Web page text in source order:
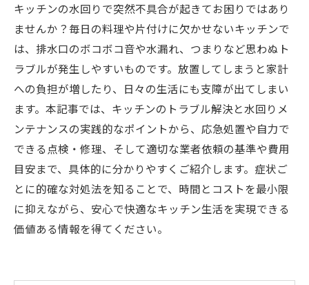
キッチンの水回りで突然不具合が起きてお困りではあり
ませんか？毎日の料理や片付けに欠かせないキッチンで
は、排水口のボコボコ音や水漏れ、つまりなど思わぬト
ラブルが発生しやすいものです。放置してしまうと家計
への負担が増したり、日々の生活にも支障が出てしまい
ます。本記事では、キッチンのトラブル解決と水回りメ
ンテナンスの実践的なポイントから、応急処置や自力で
できる点検・修理、そして適切な業者依頼の基準や費用
目安まで、具体的に分かりやすくご紹介します。症状ご
とに的確な対処法を知ることで、時間とコストを最小限
に抑えながら、安心で快適なキッチン生活を実現できる
価値ある情報を得てください。